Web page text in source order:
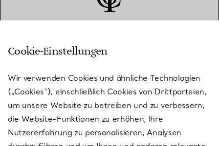
KUNDENSERVICE
SERVICES
ÜBER TIFFANY & CO.
Cookie-Einstellungen
Wir verwenden Cookies und ähnliche Technologien
(„Cookies“), einschließlich Cookies von Drittparteien,
um unsere Website zu betreiben und zu verbessern,
die Website-Funktionen zu erhöhen, Ihre
Nutzererfahrung zu personalisieren, Analysen